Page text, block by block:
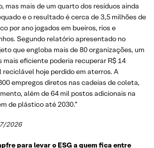
mas mais de um quarto dos resíduos ainda
e o resultado é cerca de 3,5 milhões de
por ano jogados em bueiros, rios e
Segundo relatório apresentado no
que engloba mais de 80 organizações, um
mais eficiente poderia recuperar R$ 14
reciclável hoje perdido em aterros. A
empregos diretos nas cadeias de coleta,
além de 64 mil postos adicionais na
de plástico até 2030.”
2026
para levar o ESG a quem fica entre